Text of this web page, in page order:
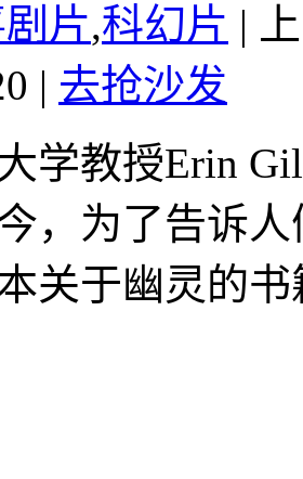
片,科幻片 |
| 去抢沙发
学教授Erin
，为了告诉
关于幽灵的